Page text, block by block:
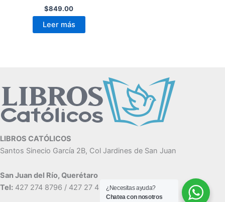
$849.00
Leer más
LIBROS CATÓLICOS
Santos Sinecio García 2B, Col Jardines de San Juan
San Juan del Río, Querétaro
Tel: 427 274 8796 / 427 27 4 7886¿Necesitas ayuda?
Chatea con nosotros